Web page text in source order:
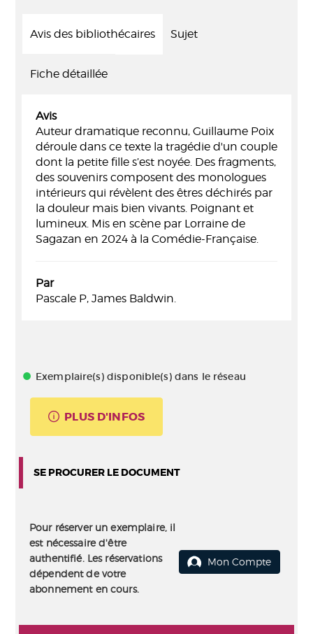
Avis des bibliothécaires Sujet
Fiche détaillée
Avis
Auteur dramatique reconnu, Guillaume Poix
déroule dans ce texte la tragédie d'un couple
dont la petite fille s’est noyée. Des fragments,
des souvenirs composent des monologues
intérieurs qui révèlent des êtres déchirés par
la douleur mais bien vivants. Poignant et
lumineux. Mis en scène par Lorraine de
Sagazan en 2024 à la Comédie-Française.
Par
Pascale P, James Baldwin.
Exemplaire(s) disponible(s) dans le réseau
PLUS D'INFOS
SE PROCURER LE DOCUMENT
Pour réserver un exemplaire, il
est nécessaire d'être
authentifié. Les réservations
dépendent de votre
abonnement en cours.
Mon Compte